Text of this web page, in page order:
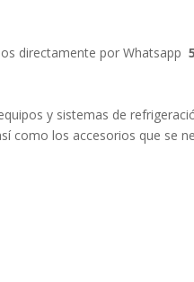
directamente por Whatsapp
y sistemas de
como los accesorios que se